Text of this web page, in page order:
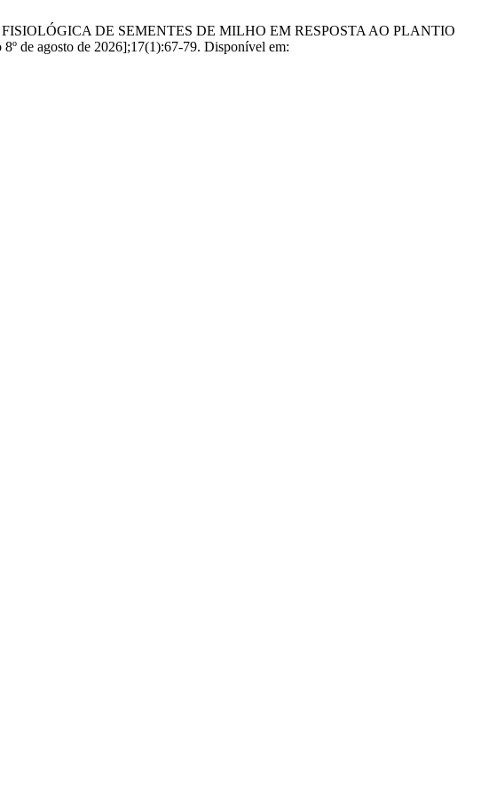
FISIOLÓGICA DE SEMENTES DE MILHO EM RESPOSTA AO PLANTIO
de agosto de 2026];17(1):67-79. Disponível em: